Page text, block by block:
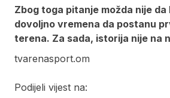
Zbog toga pitanje možda nije
dovoljno vremena da postanu
terena. Za sada, istorija nije na
tvarenasport.om
Podijeli vijest na: